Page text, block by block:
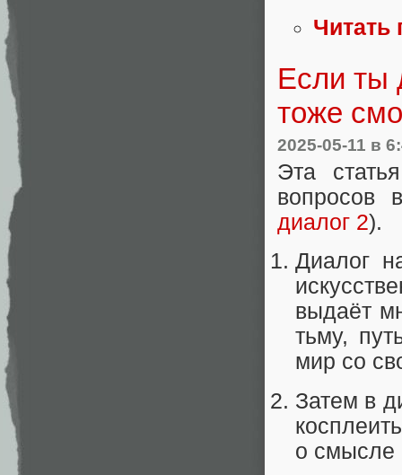
Читать
Если ты
тоже
2025-05-11 в
Эта
вопросов
диалог 2).
Диалог
выдаёт
тьму,
мир со
Затем в
о смысле